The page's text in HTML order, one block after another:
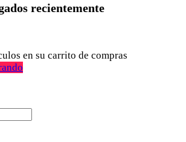
recientemente
en su carrito de compras